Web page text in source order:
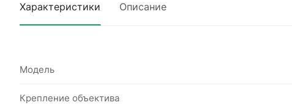
Характеристики Описание
Модель
Крепление объектива